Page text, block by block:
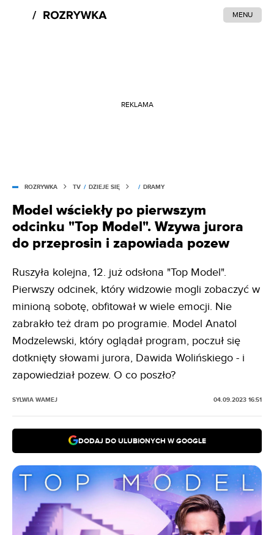
MENU
REKLAMA
ROZRYWKA TV / DZIEJE SIĘ / DRAMY
Model wściekły po pierwszym
odcinku "Top Model". Wzywa jurora
do przeprosin i zapowiada pozew
Ruszyła kolejna, 12. już odsłona "Top Model".
Pierwszy odcinek, który widzowie mogli zobaczyć w
minioną sobotę, obfitował w wiele emocji. Nie
zabrakło też dram po programie. Model Anatol
Modzelewski, który oglądał program, poczuł się
dotknięty słowami jurora, Dawida Wolińskiego - i
zapowiedział pozew. O co poszło?
SYLWIA WAMEJ 04.09.2023 16:51
DODAJ DO ULUBIONYCH W GOOGLE